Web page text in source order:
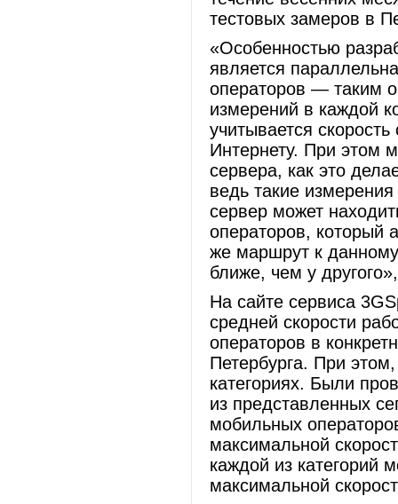
тестовых замеров в
«Особенностью
является
операторов — таким
измерений в каждой
учитывается
Интернету. При этом
сервера, как это
ведь такие
сервер может
операторов, который
же маршрут к
ближе, чем у
На сайте сервиса
средней скорости
операторов в
Петербурга. При
категориях. Были
из представленных
мобильных
максимальной
каждой из категорий
максимальной